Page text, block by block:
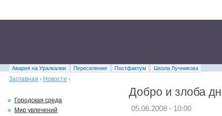
Авария на Уралкалии Переселение Постфактум
Школа Лучникова
Заглавная › Новости ›
Добро и злоба
05.06.2008 - 10:00
Городская среда
Мир увлечений